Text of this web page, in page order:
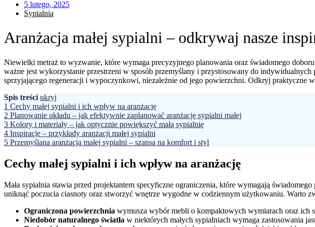
5 lutego, 2025
Sypialnia
Aranżacja małej sypialni – odkrywaj nasze
Niewielki metraż to wyzwanie, które wymaga precyzyjnego planowania oraz świadomego
ważne jest wykorzystanie przestrzeni w sposób przemyślany i przystosowany do
sprzyjającego regeneracji i wypoczynkowi, niezależnie od jego powierzchni. Odkryj praktyczne
Spis treści ukryj
1 Cechy małej sypialni i ich wpływ na aranżację
2 Planowanie układu – jak efektywnie zaplanować aranżację sypialni małej
3 Kolory i materiały – jak optycznie powiększyć małą sypialnię
4 Inspiracje – przykłady aranżacji małej sypialni
5 Przemyślana aranżacja małej sypialni – szansa na komfort i styl
Cechy małej sypialni i ich wpływ na aranżację
Mała sypialnia stawia przed projektantem specyficzne ograniczenia, które wymagają
uniknąć poczucia ciasnoty oraz stworzyć wnętrze wygodne w codziennym użytkowaniu. Warto
Ograniczona powierzchnia wymusza wybór mebli o kompaktowych wymiarach oraz ich
Niedobór naturalnego światła w niektórych małych sypialniach wymaga zastosowania